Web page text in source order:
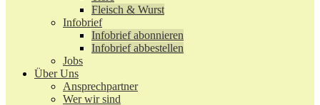
Fleisch & Wurst
Infobrief
Infobrief abonnieren
Infobrief abbestellen
Jobs
Über Uns
Ansprechpartner
Wer wir sind